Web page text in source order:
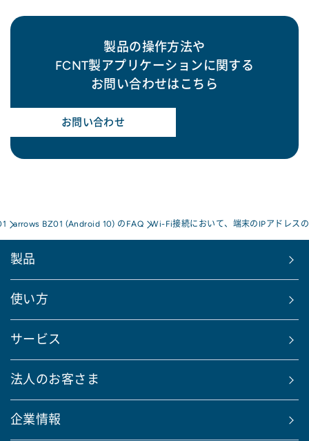
製品の操作方法や
FCNT製アプリケーションに関する
お問い合わせはこちら
お問い合わせ
arrows BZ01 (Android 10) のFAQ Wi-Fi接続において、端末のIPアドレス
製品
使い方
サービス
法人のお客さま
企業情報